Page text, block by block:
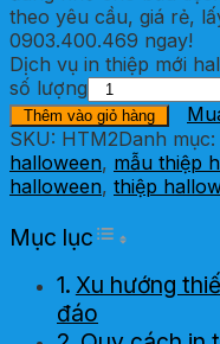
theo yêu cầu, giá rẻ,
0903.400.469 ngay!
Dịch vụ in thiệp mới
số lượng
Thêm vào giỏ hàng
SKU: HTM2Danh mục:
halloween, mẫu thiệp
halloween, thiệp
Mục lục Toggle Table
Xu hướng
đáo